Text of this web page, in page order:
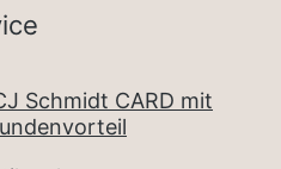
Schmidt CARD mit